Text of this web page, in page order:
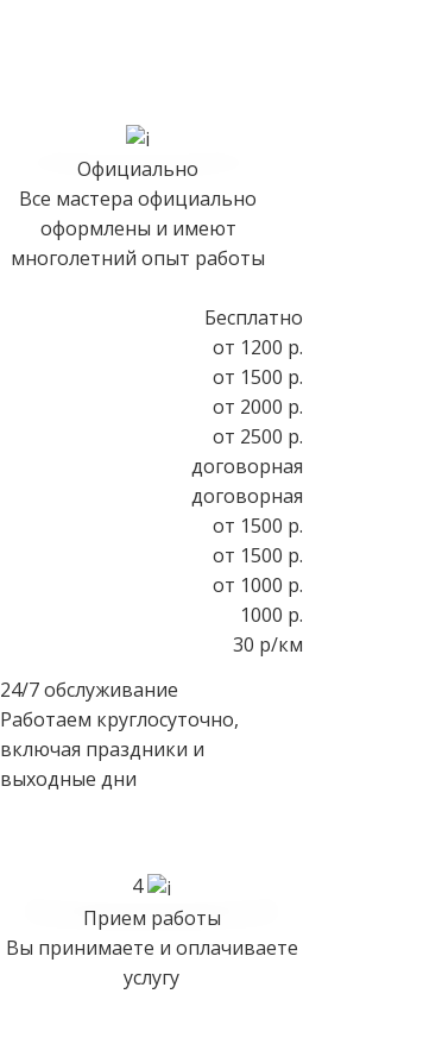
Официально
Все мастера официально
оформлены и имеют
многолетний опыт работы
Бесплатно
от 1200 р.
от 1500 р.
от 2000 р.
от 2500 р.
договорная
договорная
от 1500 р.
от 1500 р.
от 1000 р.
1000 р.
30 р/км
24/7 обслуживание
Работаем круглосуточно,
включая праздники и
выходные дни
4
Прием работы
Вы принимаете и оплачиваете
услугу